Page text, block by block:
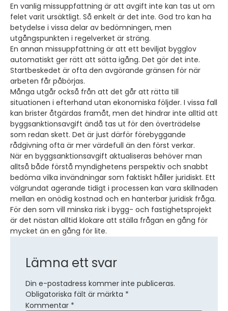
En vanlig missuppfattning är att avgift inte kan tas ut om
felet varit ursäktligt. Så enkelt är det inte. God tro kan ha
betydelse i vissa delar av bedömningen, men
utgångspunkten i regelverket är sträng.
En annan missuppfattning är att ett beviljat bygglov
automatiskt ger rätt att sätta igång. Det gör det inte.
Startbeskedet är ofta den avgörande gränsen för när
arbeten får påbörjas.
Många utgår också från att det går att rätta till
situationen i efterhand utan ekonomiska följder. I vissa fall
kan brister åtgärdas framåt, men det hindrar inte alltid att
byggsanktionsavgift ändå tas ut för den överträdelse
som redan skett. Det är just därför förebyggande
rådgivning ofta är mer värdefull än den först verkar.
När en byggsanktionsavgift aktualiseras behöver man
alltså både förstå myndighetens perspektiv och snabbt
bedöma vilka invändningar som faktiskt håller juridiskt. Ett
välgrundat agerande tidigt i processen kan vara skillnaden
mellan en onödig kostnad och en hanterbar juridisk fråga.
För den som vill minska risk i bygg- och fastighetsprojekt
är det nästan alltid klokare att ställa frågan en gång för
mycket än en gång för lite.
Lämna ett svar
Din e-postadress kommer inte publiceras.
Obligatoriska fält är märkta *
Kommentar *